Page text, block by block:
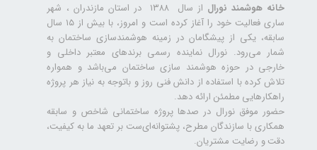
خانه هوشمند نورال
از سال ۱۳۸۸ در استان مازندران ، شهر
ساری فعالیت خود را آغاز کرده است و امروز، با بیش از ۱۵ سال
سابقه، یکی از پیشگامان در زمینه هوشمندسازی ساختمان به
شمار می‌رود. نورال نماینده رسمی برندهای معتبر داخلی و
خارجی در حوزه هوشمند سازی ساختمان می‌باشد و همواره
تلاش کرده با استفاده از دانش فنی روز و باتوجه به نیاز هر پروژه
راهکارهایی مطمئن ارائه دهد.
حضور موفق نورال در صدها پروژه‌ ساختمانی شاخص و سابقه
همکاری با سازندگان مطرح، پشتوانه‌ای‌ست بر تعهد ما به کیفیت،
دقت و رضایت مشتریان.